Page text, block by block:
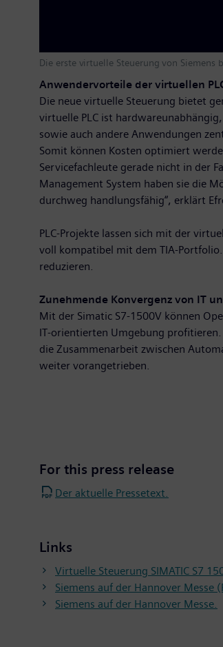
Die erste virtuelle Steuerung von Siemens
Anwendervorteile der virtuellen
Die neue virtuelle Steuerung bietet
virtuelle PLC ist
sowie auch andere Anwendungen
Somit können Kosten optimiert
Servicefachleute gerade nicht in der
Management System haben sie die
durchweg handlungsfähig“, erklärt
PLC-Projekte lassen sich mit der
voll kompatibel mit dem TIA-
reduzieren.
Zunehmende Konvergenz von IT
Mit der Simatic S7-1500V können
IT-orientierten Umgebung
die Zusammenarbeit zwischen
weiter vorangetrieben.
For this press release
Der aktuelle Pressetext.
Links
Virtuelle Steuerung SIMATIC S7
Siemens auf der Hannover Messe
Siemens auf der Hannover Messe.